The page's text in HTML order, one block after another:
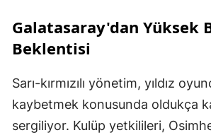
Galatasaray'dan Yüksek
Beklentisi
Sarı-kırmızılı yönetim, yıldız
kaybetmek konusunda oldukça
sergiliyor. Kulüp yetkilileri,